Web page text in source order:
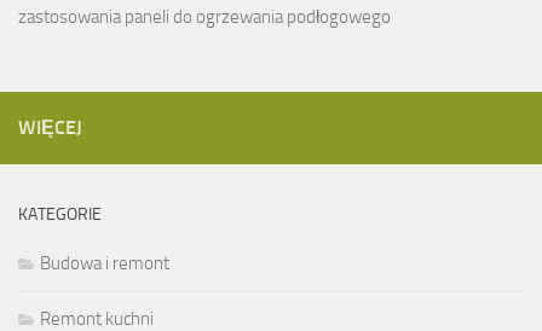
zastosowania paneli do ogrzewania podłogowego
WIĘCEJ
KATEGORIE
Budowa i remont
Remont kuchni